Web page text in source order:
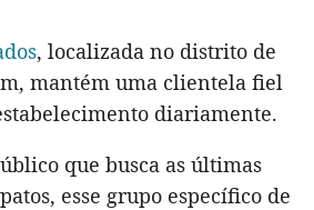
, localizada no distrito de
mantém uma clientela fiel
diariamente.
que busca as últimas
esse grupo específico de